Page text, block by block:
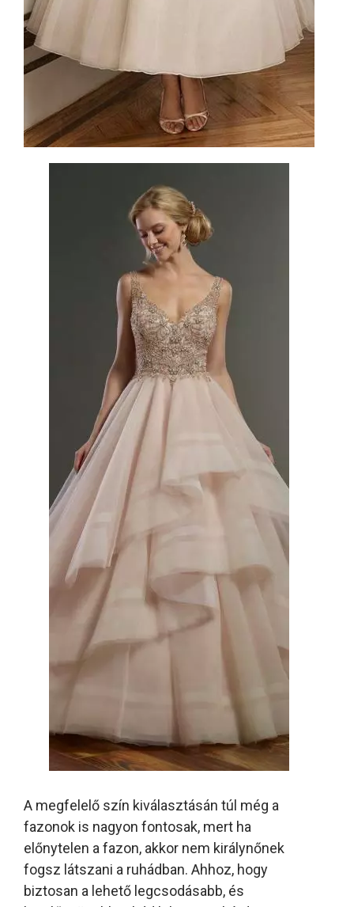
A megfelelő szín kiválasztásán túl még a
fazonok is nagyon fontosak, mert ha
előnytelen a fazon, akkor nem királynőnek
fogsz látszani a ruhádban. Ahhoz, hogy
biztosan a lehető legcsodásabb, és